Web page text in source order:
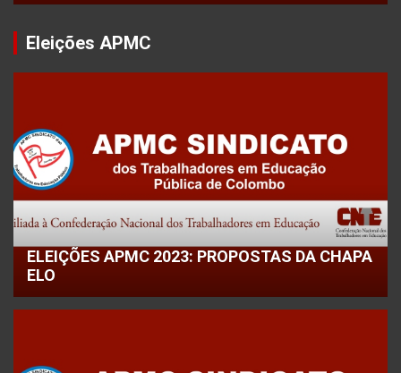
Eleições APMC
ELEIÇÕES APMC 2023: PROPOSTAS DA CHAPA
ELO